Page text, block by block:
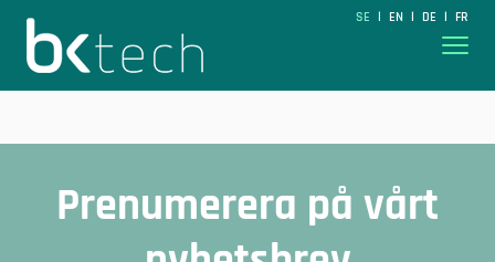
BKtech SE | EN | DE | FR
Prenumerera på vårt